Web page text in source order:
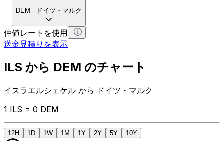
DEM - ドイツ・マルク
仲値レートを使用
送金見積りを表示
ILS から DEM のチャート
イスラエルシェケル から ドイツ・マルク
1 ILS = 0 DEM
12H 1D 1W 1M 1Y 2Y 5Y 10Y